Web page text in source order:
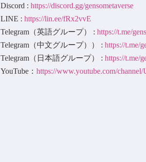
Discord : https://discord.gg/gensometaverse
LINE : https://lin.ee/fRx2vvE
Telegram（英語グループ） : https://t.me/
Telegram（中文グループ）） : https://t.me/
Telegram（日本語グループ） : https://t.me/
YouTube： https://www.youtube.com/